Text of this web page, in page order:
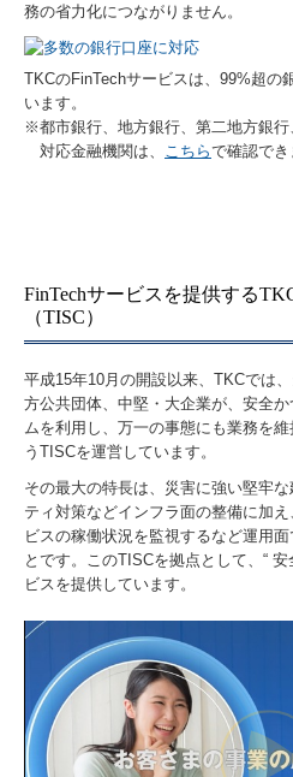
務の省力化につながりません。
TKCのFinTechサービスは、99%超
います。
※都市銀行、地方銀行、第二地方銀行
対応金融機関は、 こちらで確認でき
FinTechサービスを提供する
（TISC）
平成15年10月の開設以来、TKCでは
方公共団体、中堅・大企業が、安全
ムを利用し、万一の事態にも業務を
うTISCを運営しています。
その最大の特長は、災害に強い堅牢
ティ対策などインフラ面の整備に加
ビスの稼働状況を監視するなど運用
とです。このTISCを拠点として、“
ビスを提供しています。